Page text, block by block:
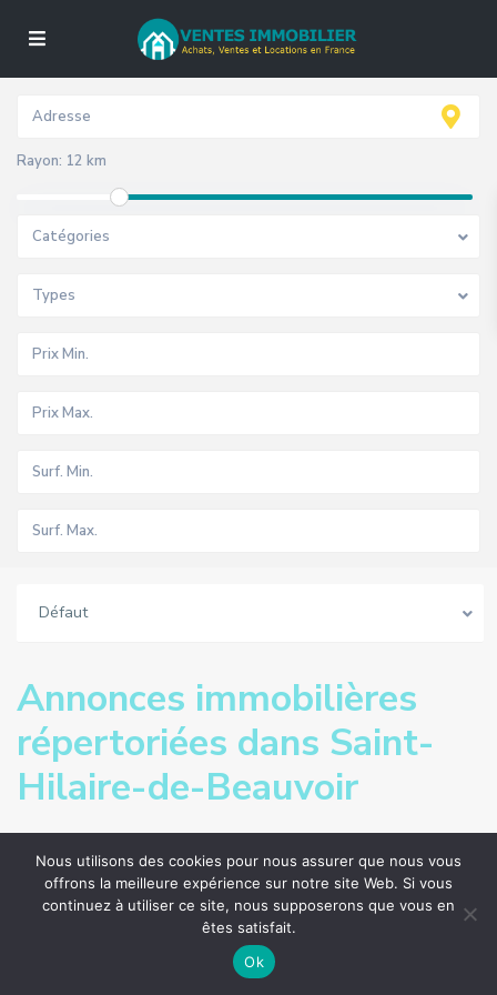
Rayon: 12 km
Catégories
Types
Défaut
Annonces immobilières
répertoriées dans Saint-
Hilaire-de-Beauvoir
Vous n'avez pas encore d'annonces pour l'instant !
Nous utilisons des cookies pour nous assurer que nous vous
offrons la meilleure expérience sur notre site Web. Si vous
continuez à utiliser ce site, nous supposerons que vous en
êtes satisfait.
Ok